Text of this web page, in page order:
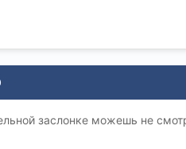
заслонке можешь не